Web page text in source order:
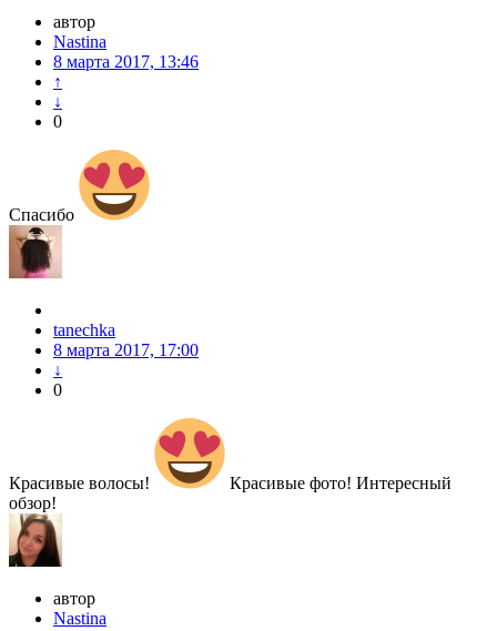
автор
Nastina
8 марта 2017, 13:46
↑
↓
0
Спасибо
tanechka
8 марта 2017, 17:00
↓
0
Красивые волосы!
Красивые фото! Интересный
обзор!
автор
Nastina